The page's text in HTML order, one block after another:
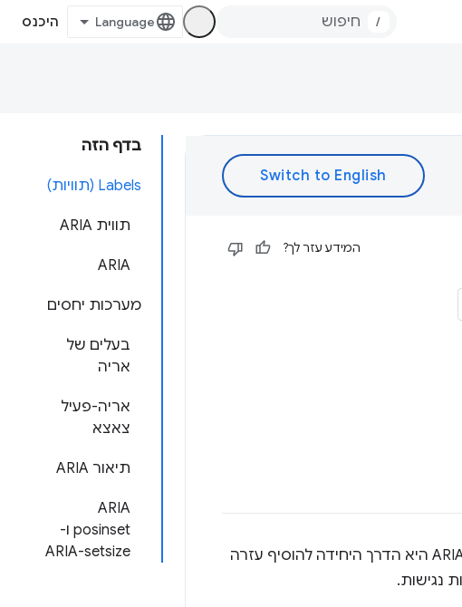
/ היכנס
בדף הזה
Labels (תוויות)
תווית ARIA
ARIA
מערכות יחסים
בעלים של
אריה
אריה-פעיל
צאצא
תיאור ARIA
ARIA
posinset ו-
ARIA-setsize
המידע עזר לך?
כשמשתמשים ב-ARIA, יש כמה מנגנונים להוספת תוויות ותיאורים לרכיבים. למעשה, ARIA היא הדרך היחידה להוסיף עזרה